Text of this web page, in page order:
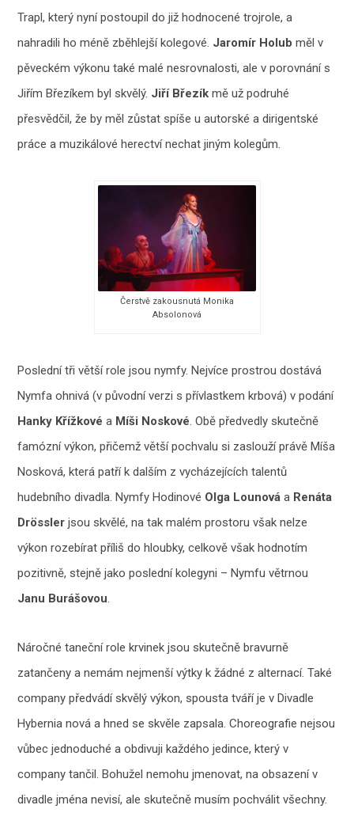
Trapl, který nyní postoupil do již hodnocené trojrole, a
nahradili ho méně zběhlejší kolegové. Jaromír Holub měl v
pěveckém výkonu také malé nesrovnalosti, ale v porovnání s
Jiřím Březíkem byl skvělý. Jiří Březík mě už podruhé
přesvědčil, že by měl zůstat spíše u autorské a dirigentské
práce a muzikálové herectví nechat jiným kolegům.
Čerstvě zakousnutá Monika
Absolonová
Poslední tři větší role jsou nymfy. Nejvíce prostrou dostává
Nymfa ohnivá (v původní verzi s přívlastkem krbová) v podání
Hanky Křížkové a Míši Noskové. Obě předvedly skutečně
famózní výkon, přičemž větší pochvalu si zaslouží právě Míša
Nosková, která patří k dalším z vycházejících talentů
hudebního divadla. Nymfy Hodinové Olga Lounová a Renáta
Drösslerjsou skvělé, na tak malém prostoru však nelze
výkon rozebírat příliš do hloubky, celkově však hodnotím
pozitivně, stejně jako poslední kolegyni – Nymfu větrnou
Janu Burášovou.
Náročné taneční role krvinek jsou skutečně bravurně
zatančeny a nemám nejmenší výtky k žádné z alternací. Také
company předvádí skvělý výkon, spousta tváří je v Divadle
Hybernia nová a hned se skvěle zapsala. Choreografie nejsou
vůbec jednoduché a obdivuji každého jedince, který v
company tančil. Bohužel nemohu jmenovat, na obsazení v
divadle jména nevisí, ale skutečně musím pochválit všechny.